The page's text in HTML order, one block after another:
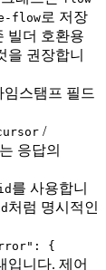
flow로 저장
빌더 호환용
을 권장합니
임스탬프 필드
/
응답의
를 사용합니
처럼 명시적인
{
입니다. 제어